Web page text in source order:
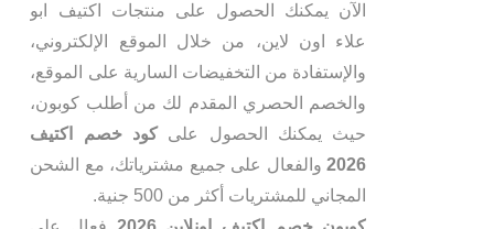
الآن يمكنك الحصول على منتجات اكتيف ابو
علاء اون لاين، من خلال الموقع الإلكتروني،
والإستفادة من التخفيضات السارية على الموقع،
والخصم الحصري المقدم لك من أطلب كوبون،
حيث يمكنك الحصول علىكود خصم اكتيف
2026 والفعال على جميع مشترياتك، مع الشحن
المجاني للمشتريات أكثر من 500 جنية.